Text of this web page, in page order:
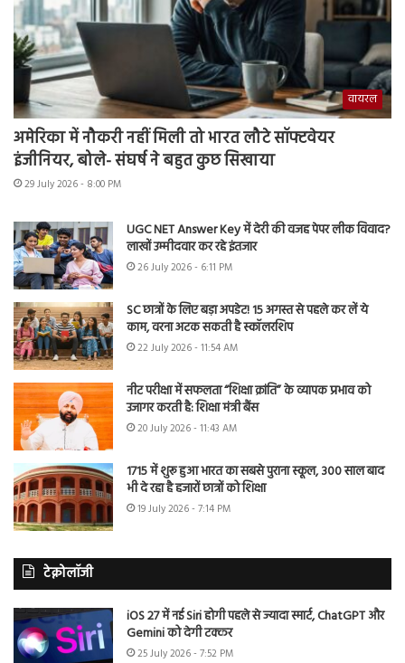
वायरल
अमेरिका में नौकरी नहीं मिली तो भारत लौटे सॉफ्टवेयर
इंजीनियर, बोले- संघर्ष ने बहुत कुछ सिखाया
29 July 2026 - 8:00 PM
UGC NET Answer Key में देरी की वजह पेपर लीक विवाद?
लाखों उम्मीदवार कर रहे इंतजार
26 July 2026 - 6:11 PM
SC छात्रों के लिए बड़ा अपडेट! 15 अगस्त से पहले कर लें ये
काम, वरना अटक सकती है स्कॉलरशिप
22 July 2026 - 11:54 AM
नीट परीक्षा में सफलता “शिक्षा क्रांति” के व्यापक प्रभाव को
उजागर करती है: शिक्षा मंत्री बैंस
20 July 2026 - 11:43 AM
1715 में शुरू हुआ भारत का सबसे पुराना स्कूल, 300 साल बाद
भी दे रहा है हजारों छात्रों को शिक्षा
19 July 2026 - 7:14 PM
टेक्नोलॉजी
iOS 27 में नई Siri होगी पहले से ज्यादा स्मार्ट, ChatGPT और
Gemini को देगी टक्कर
25 July 2026 - 7:52 PM